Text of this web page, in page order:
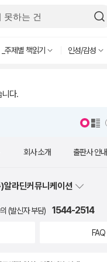
_주제별 책읽기 인성/감성
니다.
회사 소개 출판사 안내
알라딘커뮤니케이션
(발신자 부담) 1544-2514
FAQ